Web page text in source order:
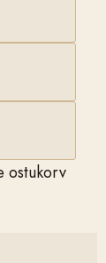
ostukorv